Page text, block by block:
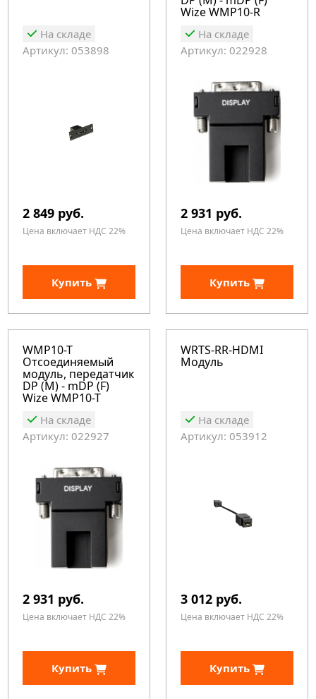
На складе
Артикул: 053898
2 849 руб.
Цена включает НДС 22%
Купить
Wize WMP10-R
На складе
Артикул: 022928
2 931 руб.
Цена включает НДС 22%
Купить
WMP10-T
Отсоединяемый
модуль, передатчик
DP (M) - mDP (F)
Wize WMP10-T
На складе
Артикул: 022927
2 931 руб.
Цена включает НДС 22%
Купить
WRTS-RR-HDMI
Модуль
На складе
Артикул: 053912
3 012 руб.
Цена включает НДС 22%
Купить